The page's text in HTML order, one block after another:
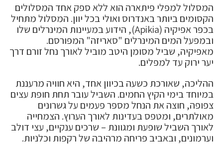
המסלול למפלי פיתארה הוא ללא ספק אחד המסלולים
הקסומים ביותר באנדרוס ואולי בכל יוון. המסלול מתחיל
בכפר אפיקיה (Apikia), הידוע במעיינות המינרלים שלו
ובמפעל המים המינרלים "סאריזה" המפורסם.
מאפיקיה, שביל מסומן היטב מוביל לאורך נחל זורם דרך
יער ירוק עד למפלים.
ההליכה, שאורכת כשעה בכיוון אחד, היא חוויה מרעננת
במיוחד בימי הקיץ החמים. השביל עובר תחת חופת עצים
צפופה, חוצה את הנחל מספר פעמים על גשרונים
מאולתרים, ומטפס בעדינות לאורך הערוץ. הצמחייה
לאורך השביל שופעת ומגוונת – שרכים ענקיים, עצי דולב
וערמונים, ובאביב פריחה מרהיבה של רקפות וכלניות.